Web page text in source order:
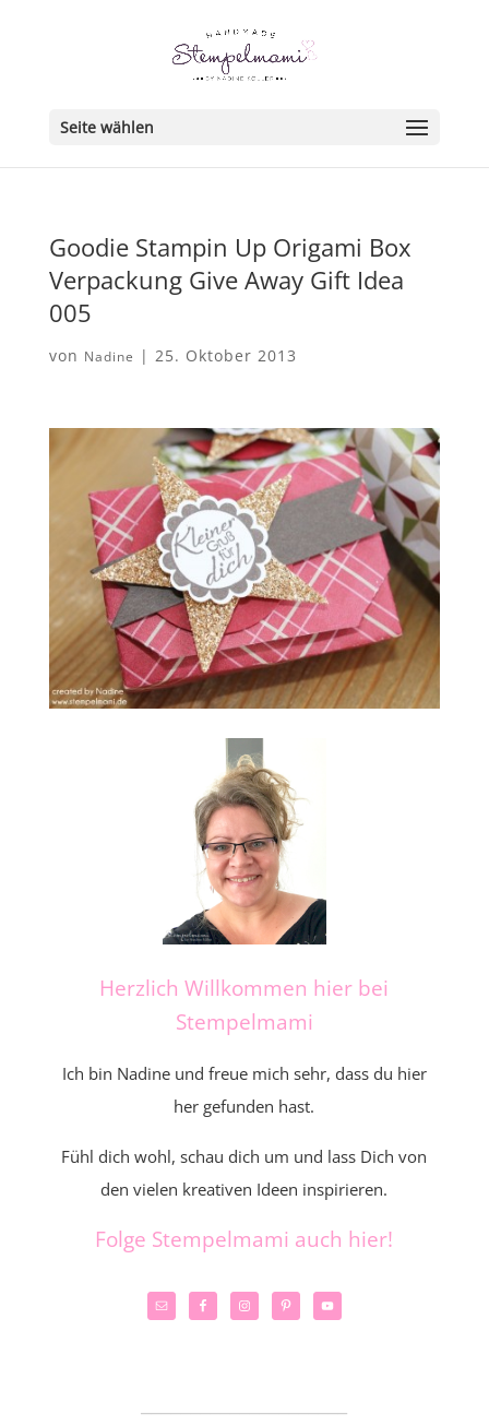
Seite wählen
Goodie Stampin Up Origami Box
Verpackung Give Away Gift Idea
005
von Nadine | 25. Oktober 2013
Herzlich Willkommen hier bei
Stempelmami
Ich bin Nadine und freue mich sehr, dass du hier
her gefunden hast.
Fühl dich wohl, schau dich um und lass Dich von
den vielen kreativen Ideen inspirieren.
Folge Stempelmami auch hier!